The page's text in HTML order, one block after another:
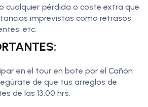
cualquier pérdida o coste extra que
imprevistas como retrasos
etc.
en el tour en bote por el Cañón
de que tus arreglos de
de las 13:00 hrs.